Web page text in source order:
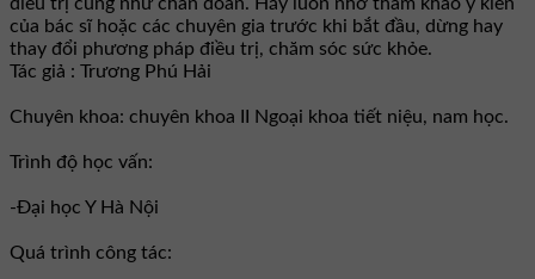
của bác sĩ hoặc các chuyên gia trước khi bắt đầu, dừng hay
thay đổi phương pháp điều trị, chăm sóc sức khỏe.
Tác giả : Trương Phú Hải
Chuyên khoa: chuyên khoa II Ngoại khoa tiết niệu, nam học.
Trình độ học vấn:
-Đại học Y Hà Nội
Quá trình công tác: